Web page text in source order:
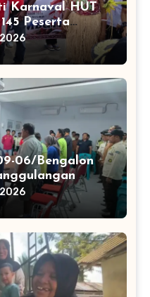
Karnaval HUT
Peserta
06/Bengalon
Lahan di PSB